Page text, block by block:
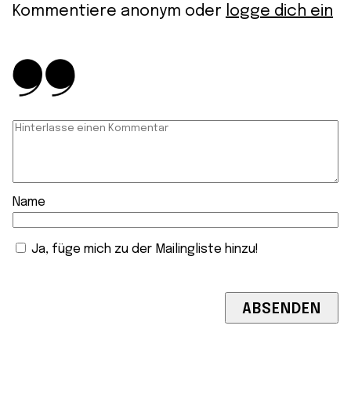
Kommentiere anonym oder logge dich ein
Name
Ja, füge mich zu der Mailingliste hinzu!